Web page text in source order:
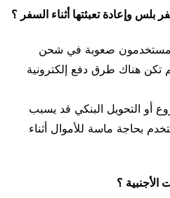
وإعادة تعبئتها أثناء السفر ؟
صعوبة في شحن
تكن هناك طرق دفع إلكترونية
أو التحويل البنكي قد يسبب
بحاجة ماسة للأموال أثناء
الأجنبية ؟